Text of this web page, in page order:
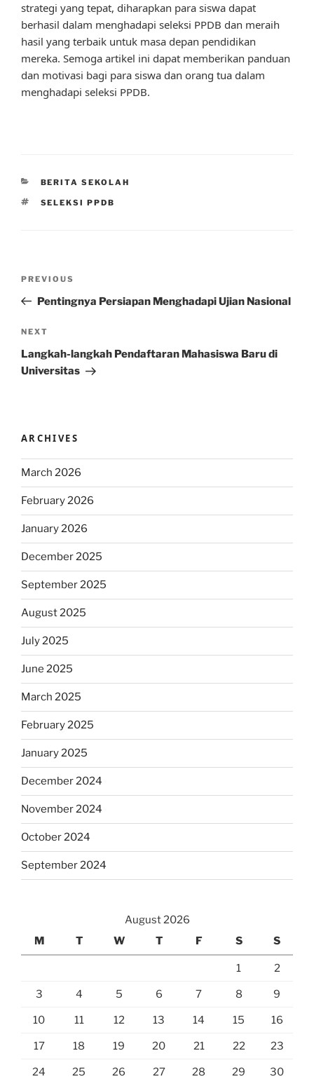
strategi yang tepat, diharapkan para siswa dapat
berhasil dalam menghadapi seleksi PPDB dan meraih
hasil yang terbaik untuk masa depan pendidikan
mereka. Semoga artikel ini dapat memberikan panduan
dan motivasi bagi para siswa dan orang tua dalam
menghadapi seleksi PPDB.
CATEGORIES
BERITA SEKOLAH
TAGS
SELEKSI PPDB
Previous
Post
PREVIOUS
Pentingnya Persiapan Menghadapi Ujian Nasional
Next
Post
NEXT
Langkah-langkah Pendaftaran Mahasiswa Baru di
Universitas
ARCHIVES
March 2026
February 2026
January 2026
December 2025
September 2025
August 2025
July 2025
June 2025
March 2025
February 2025
January 2025
December 2024
November 2024
October 2024
September 2024
August 2026
M
T W T F S S
1 2
3 4 5 6 7 8 9
10 11 12 13 14 15 16
17 18 19 20 21 22 23
24 25 26 27 28 29 30